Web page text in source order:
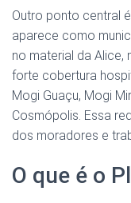
Outro ponto central
aparece como
no material da Alice,
forte cobertura
Mogi Guaçu, Mogi
Cosmópolis. Essa
dos moradores e
O que é o